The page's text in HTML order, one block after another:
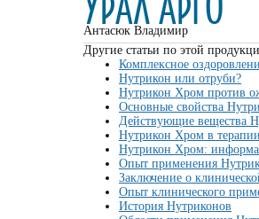
Антасюк Владимир
Другие статьи по этой
Комплексное
Нутрикон или отруби?
Нутрикон Хром против
Основные свойства
Действующие вещества
Нутрикон Хром в
Нутрикон Хром:
Опыт применения
Заключение о
Опыт клинического
История Нутриконов